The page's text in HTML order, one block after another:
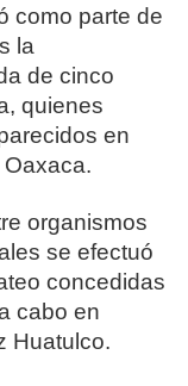
como parte de
la
de cinco
quienes
en
organismos
se efectuó
concedidas
cabo en
Huatulco.